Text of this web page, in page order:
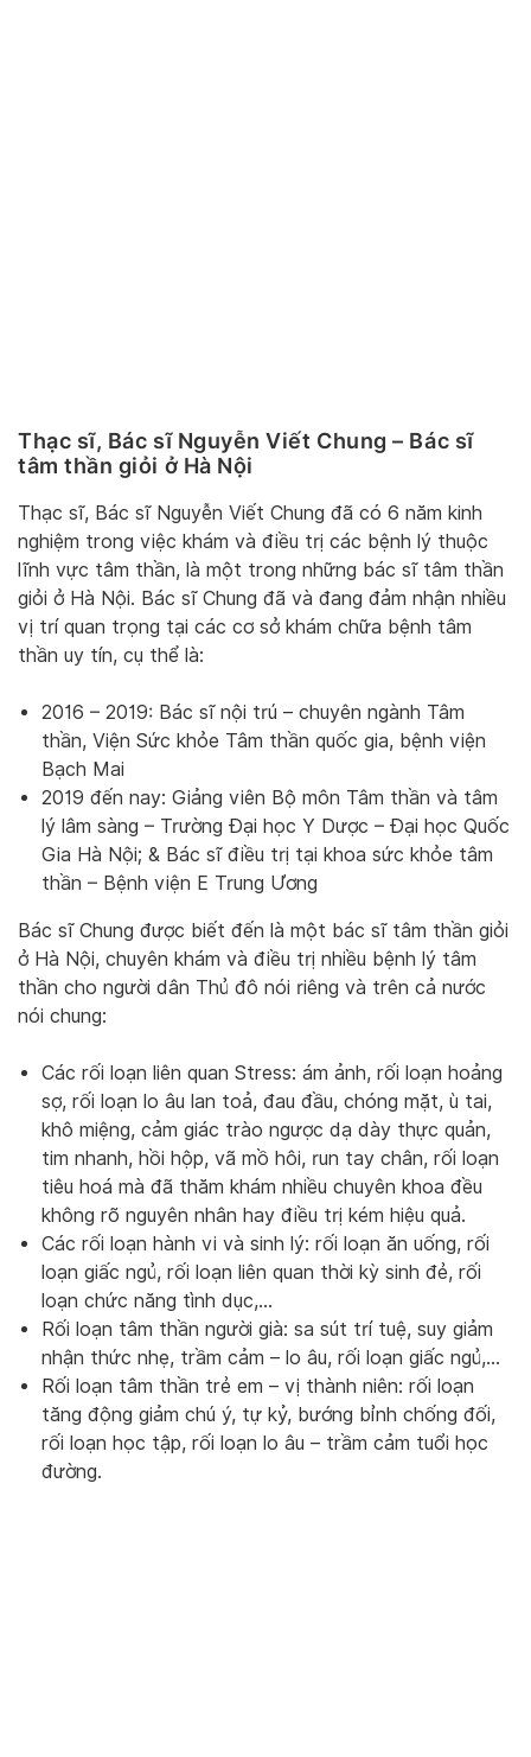
Thạc sĩ, Bác sĩ Nguyễn Viết Chung – Bác sĩ
tâm thần giỏi ở Hà Nội
Thạc sĩ, Bác sĩ Nguyễn Viết Chung đã có 6 năm kinh
nghiệm trong việc khám và điều trị các bệnh lý thuộc
lĩnh vực tâm thần, là một trong những bác sĩ tâm thần
giỏi ở Hà Nội. Bác sĩ Chung đã và đang đảm nhận nhiều
vị trí quan trọng tại các cơ sở khám chữa bệnh tâm
thần uy tín, cụ thể là:
2016 – 2019: Bác sĩ nội trú – chuyên ngành Tâm
thần, Viện Sức khỏe Tâm thần quốc gia, bệnh viện
Bạch Mai
2019 đến nay: Giảng viên Bộ môn Tâm thần và tâm
lý lâm sàng – Trường Đại học Y Dược – Đại học Quốc
Gia Hà Nội; & Bác sĩ điều trị tại khoa sức khỏe tâm
thần – Bệnh viện E Trung Ương
Bác sĩ Chung được biết đến là một bác sĩ tâm thần giỏi
ở Hà Nội, chuyên khám và điều trị nhiều bệnh lý tâm
thần cho người dân Thủ đô nói riêng và trên cả nước
nói chung:
Các rối loạn liên quan Stress: ám ảnh, rối loạn hoảng
sợ, rối loạn lo âu lan toả, đau đầu, chóng mặt, ù tai,
khô miệng, cảm giác trào ngược dạ dày thực quản,
tim nhanh, hồi hộp, vã mồ hôi, run tay chân, rối loạn
tiêu hoá mà đã thăm khám nhiều chuyên khoa đều
không rõ nguyên nhân hay điều trị kém hiệu quả.
Các rối loạn hành vi và sinh lý: rối loạn ăn uống, rối
loạn giấc ngủ, rối loạn liên quan thời kỳ sinh đẻ, rối
loạn chức năng tình dục,…
Rối loạn tâm thần người già: sa sút trí tuệ, suy giảm
nhận thức nhẹ, trầm cảm – lo âu, rối loạn giấc ngủ,…
Rối loạn tâm thần trẻ em – vị thành niên: rối loạn
tăng động giảm chú ý, tự kỷ, bướng bỉnh chống đối,
rối loạn học tập, rối loạn lo âu – trầm cảm tuổi học
đường.